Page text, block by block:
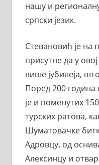
нашу и
српски језик.
Стевановић је на
присутне да у
више јубилеја,
Поред 200 година
је и поменутих
турских ратова,
Шуматовачке
Адровцу, од
Алексинцу и